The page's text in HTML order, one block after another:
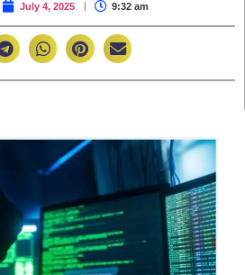
July 4, 2025 9:32 am